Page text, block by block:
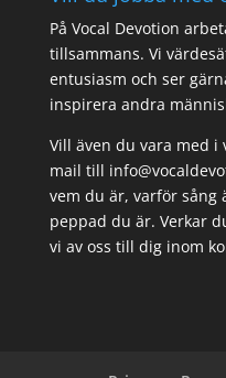
På Vocal Devotion
tillsammans. Vi
entusiasm och ser
inspirera andra
Vill även du vara med i
mail till
vem du är, varför
peppad du är. Verkar
vi av oss till dig inom